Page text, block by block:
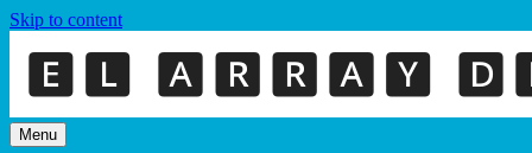
Skip to content
Menu